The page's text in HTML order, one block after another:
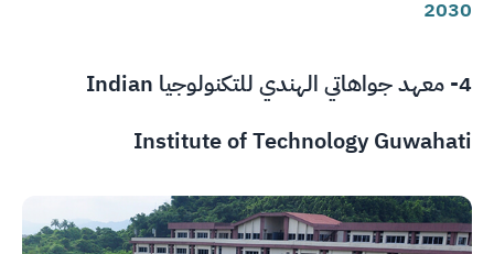
2030
4-
معهد جواهاتي الهندي للتكنولوجيا Indian
Institute of Technology Guwahati